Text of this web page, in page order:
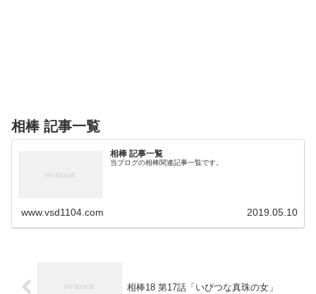
相棒 記事一覧
相棒 記事一覧
当ブログの相棒関連記事一覧です。
www.vsd1104.com 2019.05.10
相棒18 第17話「いびつな真珠の女」